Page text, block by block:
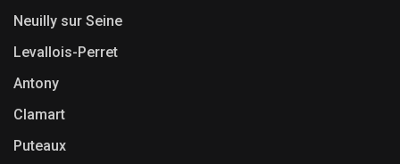
Neuilly sur Seine
Levallois-Perret
Antony
Clamart
Puteaux